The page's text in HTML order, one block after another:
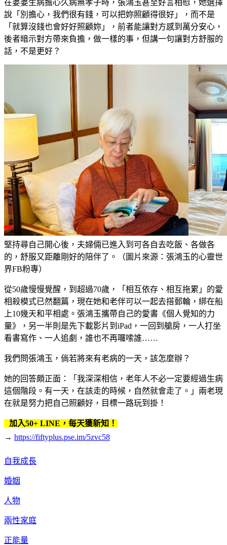
在婆婆生病擔心久病無孝子時，張鴻玉甚至好言相慰，她選擇
說「別擔心，我們很有錢，可以把妳照顧得很好」，而不是
「就算沒錢也會好好照顧妳」，前者能讓對方感到萬分安心，
後者暗示對方帶來負擔，做一樣的事，但講一句讓對方舒服的
話，不是更好？
堅持尋自己開心後，夫婦倆已進入到可各自去吃飯、各做各
的，舒服又距離剛好的陪伴了。（圖片來源：張鴻玉的心靈世
界FB粉專）
從50歲慢慢覺醒，到超過70歲，「相互依存、相互拖累」的愛
相殺模式已然翻篇，現在她和老伴可以一起去搭郵輪，綁在船
上10幾天和平相處。張鴻玉攜帶自己的愛書《個人覺知的力
量》，另一半則是先下載影片到iPad，一回到艙房，一人打坐
看書寫作、一人追劇，誰也不再囉嗦誰……
我們問張鴻玉，倘若將來有老病的一天，該怎麼辦？
她的回答頗正面：「我深深相信，老年人不必一定要經過生病
這個階段。有一天，在該走的時候，自然就會走了。」兩老現
在就是努力把自己照顧好，目標一路玩到掛！
加入50+ LINE，每天獲新知！
→ https://fiftyplus.pse.im/5zvc58
自我成長
婚姻
人物
兩性家庭
正能量